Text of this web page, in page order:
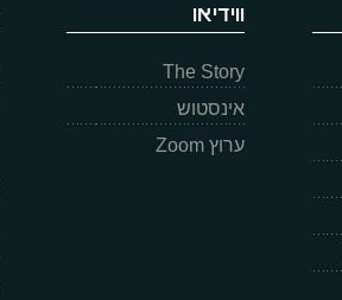
ווידיאו
The Story
אינסטוש
ערוץ Zoom